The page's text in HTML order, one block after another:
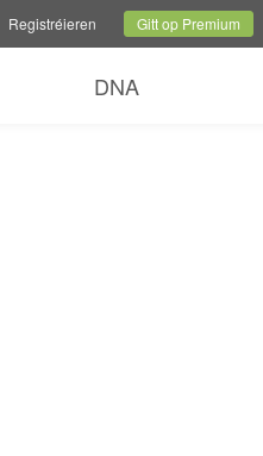
Aktuell SäitSprooch änneren
Registréieren Gitt op Premium
DNA